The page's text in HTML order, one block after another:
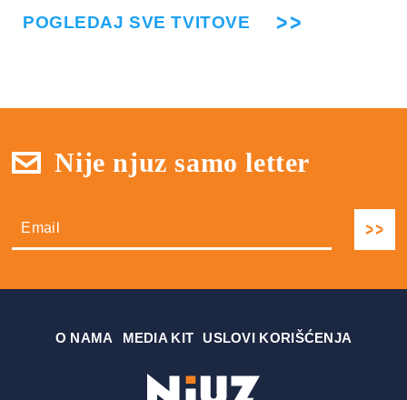
POGLEDAJ SVE TVITOVE
Nije njuz samo letter
О NAMA MEDIA KIT USLOVI KORIŠĆENJA